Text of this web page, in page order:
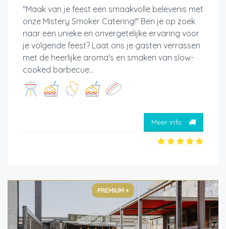
"Maak van je feest een smaakvolle belevenis met
onze Mistery Smoker Catering!" Ben je op zoek
naar een unieke en onvergetelijke ervaring voor
je volgende feest? Laat ons je gasten verrassen
met de heerlijke aroma's en smaken van slow-
cooked barbecue...
Meer info
PREMIUM +